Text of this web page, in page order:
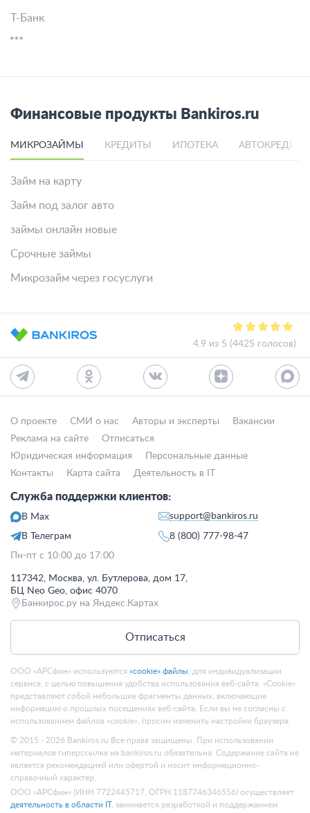
Т-Банк
Финансовые продукты Bankiros.ru
МИКРОЗАЙМЫ КРЕДИТЫ ИПОТЕКА
Займ на карту
Займ под залог авто
займы онлайн новые
Срочные займы
Микрозайм через госуслуги
4.9 из 5 (4425 голосов)
О проекте СМИ о нас Авторы и эксперты
Вакансии
Реклама на сайте
Отписаться
Юридическая информация
Персональные данные
Контакты
Карта сайта Деятельность в IT
Служба поддержки клиентов:
В Max
В Телеграм
support@bankiros.ru
8 (800) 777-98-47
Пн-пт с 10:00 до 17:00
117342, Москва, ул. Бутлерова, дом 17,
БЦ Neo Geo, офис 4070
Банкирос.ру на Яндекс.Картах
Отписаться
ООО «АРСфин» используются «cookie» файлы , для индивидуализации
сервиса, с целью повышения удобства использования веб-сайта. «Cookie»
представляют собой небольшие фрагменты данных, включающие
информацию о прошлых посещениях веб-сайта. Если вы не согласны с
использованием файлов «cookie», просим изменить настройки браузера.
© 2015 - 2026 Bankiros.ru Все права защищены. При использовании
материалов гиперссылка на bankiros.ru обязательна. Содержание сайта не
является рекомендацией или офертой и носит информационно-
справочный характер.
ООО «АРСфин» (ИНН 7722445717, ОГРН 1187746346556) осуществляет
деятельность в области IT, занимается разработкой и поддержанием